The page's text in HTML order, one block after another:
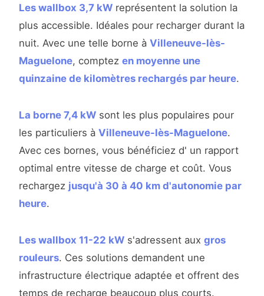
Les wallbox 3,7 kW représentent la solution la
plus accessible. Idéales pour recharger durant la
nuit. Avec une telle borne à Villeneuve-lès-
Maguelone, comptez en moyenne une
quinzaine de kilomètres rechargés par heure.
La borne 7,4 kW sont les plus populaires pour
les particuliers à Villeneuve-lès-Maguelone.
Avec ces bornes, vous bénéficiez d' un rapport
optimal entre vitesse de charge et coût. Vous
rechargez jusqu'à 30 à 40 km d'autonomie par
heure.
Les wallbox 11-22 kW s'adressent aux gros
rouleurs. Ces solutions demandent une
infrastructure électrique adaptée et offrent des
temps de recharge beaucoup plus courts.